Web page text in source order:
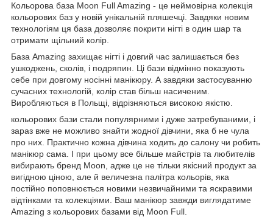
Кольорова база Moon Full Amazing - це неймовірна колекція
кольорових баз у новій унікальній пляшечці. Завдяки новим
технологіям ця база дозволяє покрити нігті в один шар та
отримати щільний колір.
База Amazing захищає нігті і довгий час залишається без
ушкоджень, сколів, і подряпин. Ці бази відмінно показують
себе при довгому носінні манікюру. А завдяки застосуванню
сучасних технологій, колір став більш насиченим.
Виробляються в Польщі, відрізняються високою якістю.
кольорових бази стали популярними і дуже затребуваними, і
зараз вже не можливо знайти жодної дівчини, яка б не чула
про них. Практично кожна дівчина ходить до салону чи робить
манікюр сама. І при цьому все більше майстрів та любителів
вибирають бренд Moon, адже це не тільки якісний продукт за
вигідною ціною, але й величезна палітра кольорів, яка
постійно поповнюється новими незвичайними та яскравими
відтінками та колекціями. Ваш манікюр завжди виглядатиме
Amazing з кольорових базами від Moon Full.